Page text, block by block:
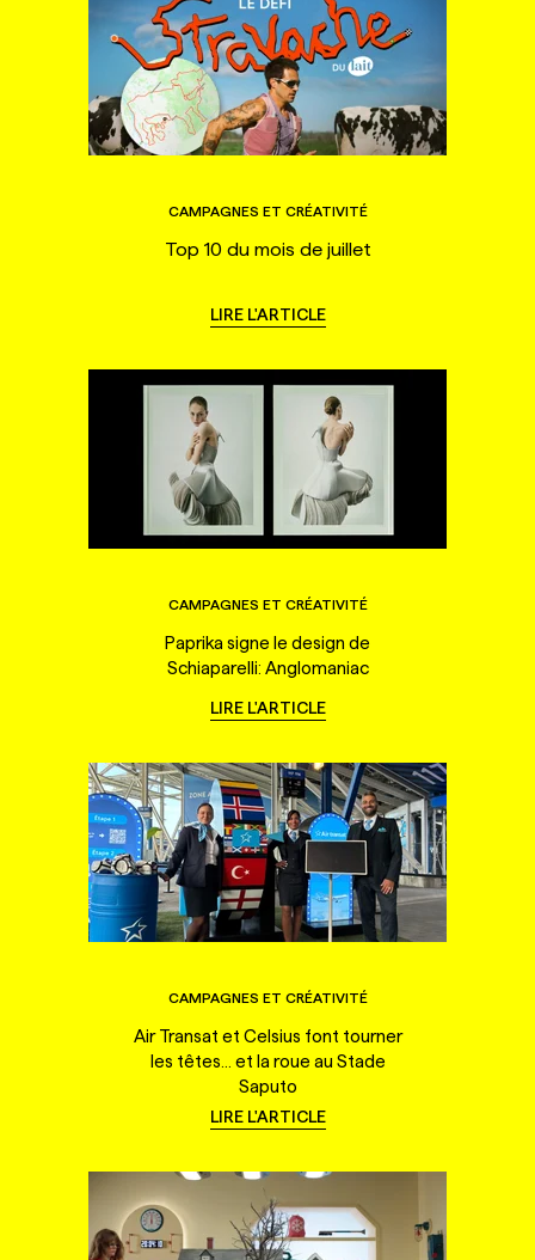
CAMPAGNES ET CRÉATIVITÉ
Top 10 du mois de juillet
LIRE L'ARTICLE
CAMPAGNES ET CRÉATIVITÉ
Paprika signe le design de
Schiaparelli: Anglomaniac
LIRE L'ARTICLE
CAMPAGNES ET CRÉATIVITÉ
Air Transat et Celsius font tourner
les têtes... et la roue au Stade
Saputo
LIRE L'ARTICLE